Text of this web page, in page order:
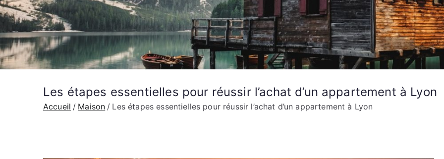
Les étapes essentielles pour réussir l’achat d’un appartement à Lyon
Accueil Maison Les étapes essentielles pour réussir l’achat d’un appartement à Lyon